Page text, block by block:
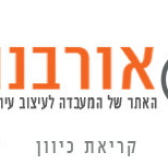
קריאת כיוון